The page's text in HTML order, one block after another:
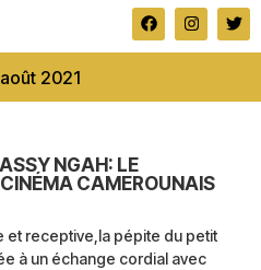
2021
NGAH: LE
CAMEROUNAIS
et receptive,la pépite du petit
à un échange cordial avec